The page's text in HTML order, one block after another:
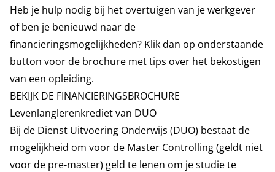
Heb je hulp nodig bij het overtuigen van je werkgever
of ben je benieuwd naar de
financieringsmogelijkheden? Klik dan op onderstaande
button voor de brochure met tips over het bekostigen
van een opleiding.
BEKIJK DE FINANCIERINGSBROCHURE
Levenlanglerenkrediet van DUO
Bij de Dienst Uitvoering Onderwijs (DUO) bestaat de
mogelijkheid om voor de Master Controlling (geldt niet
voor de pre-master) geld te lenen om je studie te